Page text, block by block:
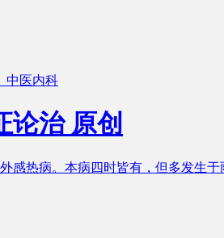
中医内科
论治 原创
感热病。本病四时皆有，但多发生